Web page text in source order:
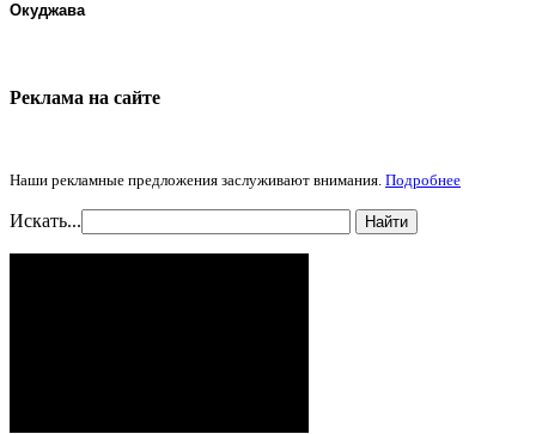
Окуджава
Реклама на cайте
Наши рекламные предложения заслуживают внимания. Подробнее
Искать... Найти